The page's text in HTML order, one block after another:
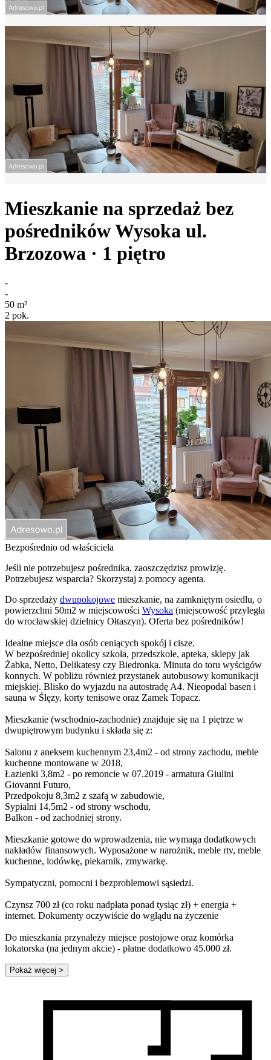
Mieszkanie na sprzedaż bez
pośrednikówWysoka ul.
Brzozowa · 1 piętro
-
-
50 m²
2 pok.
Bezpośrednio od właściciela
Jeśli nie potrzebujesz pośrednika, zaoszczędzisz prowizję.
Potrzebujesz wsparcia? Skorzystaj z pomocy agenta.
Do sprzedaży dwupokojowe mieszkanie, na zamkniętym osiedlu, o
powierzchni 50m2 w miejscowości Wysoka (miejscowość przyległa
do wrocławskiej dzielnicy Ołtaszyn). Oferta bez pośredników!
Idealne miejsce dla osób ceniących spokój i cisze.
W bezpośredniej okolicy szkoła, przedszkole, apteka, sklepy jak
Żabka, Netto, Delikatesy czy Biedronka. Minuta do toru wyścigów
konnych. W pobliżu również przystanek autobusowy komunikacji
miejskiej. Blisko do wyjazdu na autostradę A4. Nieopodal basen i
sauna w Ślęzy, korty tenisowe oraz Zamek Topacz.
Mieszkanie (wschodnio-zachodnie) znajduje się na 1 piętrze w
dwupiętrowym budynku i składa się z:
Salonu z aneksem kuchennym 23,4m2 - od strony zachodu, meble
kuchenne montowane w 2018,
Łazienki 3,8m2 - po remoncie w 07.2019 - armatura Giulini
Giovanni Futuro,
Przedpokoju 8,3m2 z szafą w zabudowie,
Sypialni 14,5m2 - od strony wschodu,
Balkon - od zachodniej strony.
Mieszkanie gotowe do wprowadzenia, nie wymaga dodatkowych
nakładów finansowych. Wyposażone w narożnik, meble rtv, meble
kuchenne, lodówkę, piekarnik, zmywarkę.
Sympatyczni, pomocni i bezproblemowi sąsiedzi.
Czynsz 700 zł (co roku nadpłata ponad tysiąc zł) + energia +
internet. Dokumenty oczywiście do wglądu na życzenie
Do mieszkania przynależy miejsce postojowe oraz komórka
lokatorska (na jednym akcie) - płatne dodatkowo 45.000 zł.
Pokaż więcej >